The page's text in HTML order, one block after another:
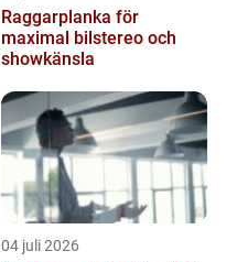
Raggarplanka för
maximal bilstereo och
showkänsla
04 juli 2026